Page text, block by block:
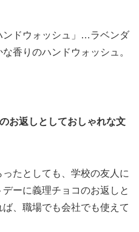
ンドウォッシュ」…ラベンダ
香りのハンドウォッシュ。
お返しとしておしゃれな文
たとしても、学校の友人に
ーに義理チョコのお返しと
、職場でも会社でも使えて